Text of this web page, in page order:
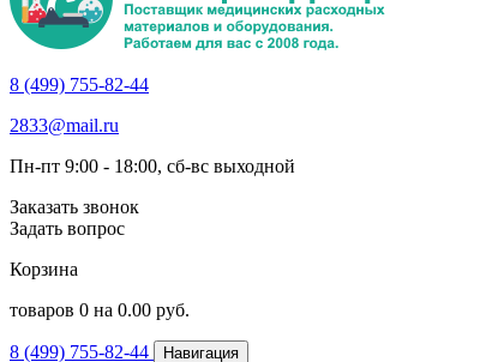
8 (499) 755-82-44
2833@mail.ru
Пн-пт 9:00 - 18:00, сб-вс выходной
Заказать звонок
Задать вопрос
Корзина
товаров 0 на 0.00 руб.
8 (499) 755-82-44 Навигация